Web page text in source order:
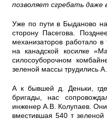
позволяет сгребать
Уже по пути в Быданово
сторону Пасегова.
механизаторов работало
на канадской косилке
силосоуборочном
зеленой массы трудились
А к бывшей д. Деньки,
бригады, нас
инженер А.В. Колупаев.
вместившая 540 т